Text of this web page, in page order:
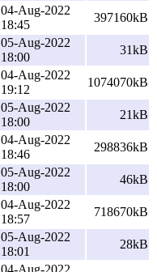
04-Aug-2022
18:45
397160kB
05-Aug-2022
18:00
31kB
04-Aug-2022
19:12
1074070kB
05-Aug-2022
18:00
21kB
04-Aug-2022
18:46
298836kB
05-Aug-2022
18:00
46kB
04-Aug-2022
18:57
718670kB
05-Aug-2022
18:01
28kB
04-Aug-2022